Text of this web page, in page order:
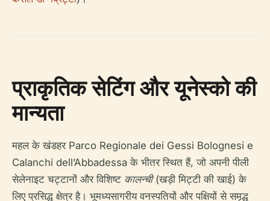
प्राकृतिक सेटिंग और यूनेस्को की
मान्यता
महल के खंडहर Parco Regionale dei Gessi Bolognesi e
Calanchi dell’Abbadessa के भीतर स्थित हैं, जो अपनी पीली
सेलेनाइट चट्टानों और विशिष्ट कालन्ची(खड़ी मिट्टी की खाई) के
लिए प्रसिद्ध क्षेत्र है। भूमध्यसागरीय वनस्पतियों और पक्षियों से समृद्ध